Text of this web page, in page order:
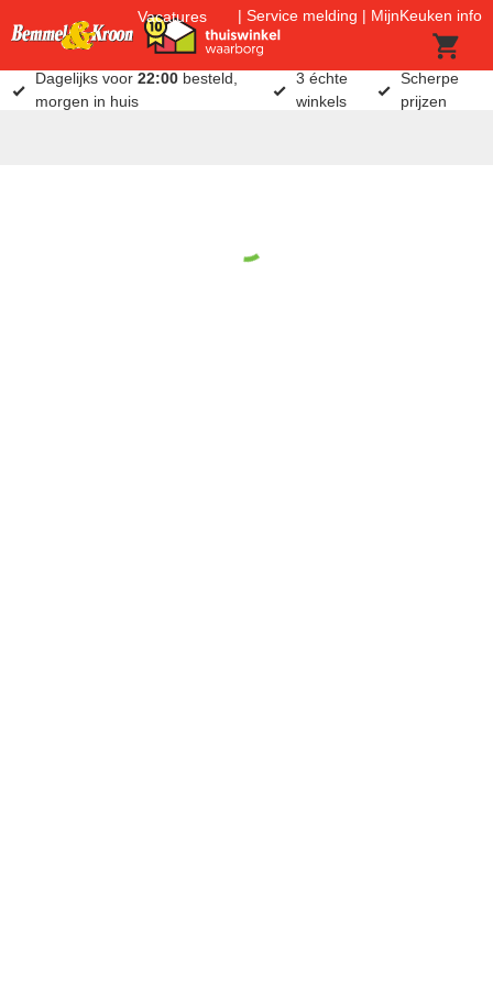
Vacatures Service melding MijnKeuken info
Dagelijks voor22:00 besteld,
morgen in huis
3 échte
winkels
Scherpe
prijzen